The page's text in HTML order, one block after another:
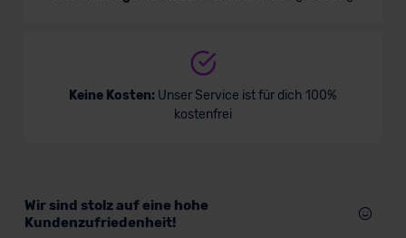
Keine Kosten: Unser Service ist für dich 100%
kostenfrei
Wir sind stolz auf eine hohe
Kundenzufriedenheit!